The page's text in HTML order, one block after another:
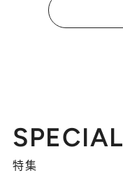
SPECIAL
特集